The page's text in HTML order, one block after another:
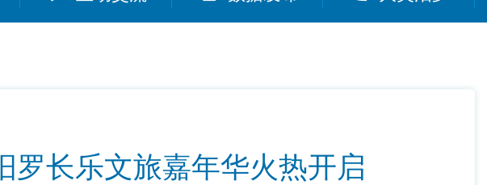
罗长乐文旅嘉年华火热开启